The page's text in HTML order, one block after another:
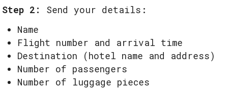
Step 2: Send your details:
Name
Flight number and arrival time
Destination (hotel name and address)
Number of passengers
Number of luggage pieces